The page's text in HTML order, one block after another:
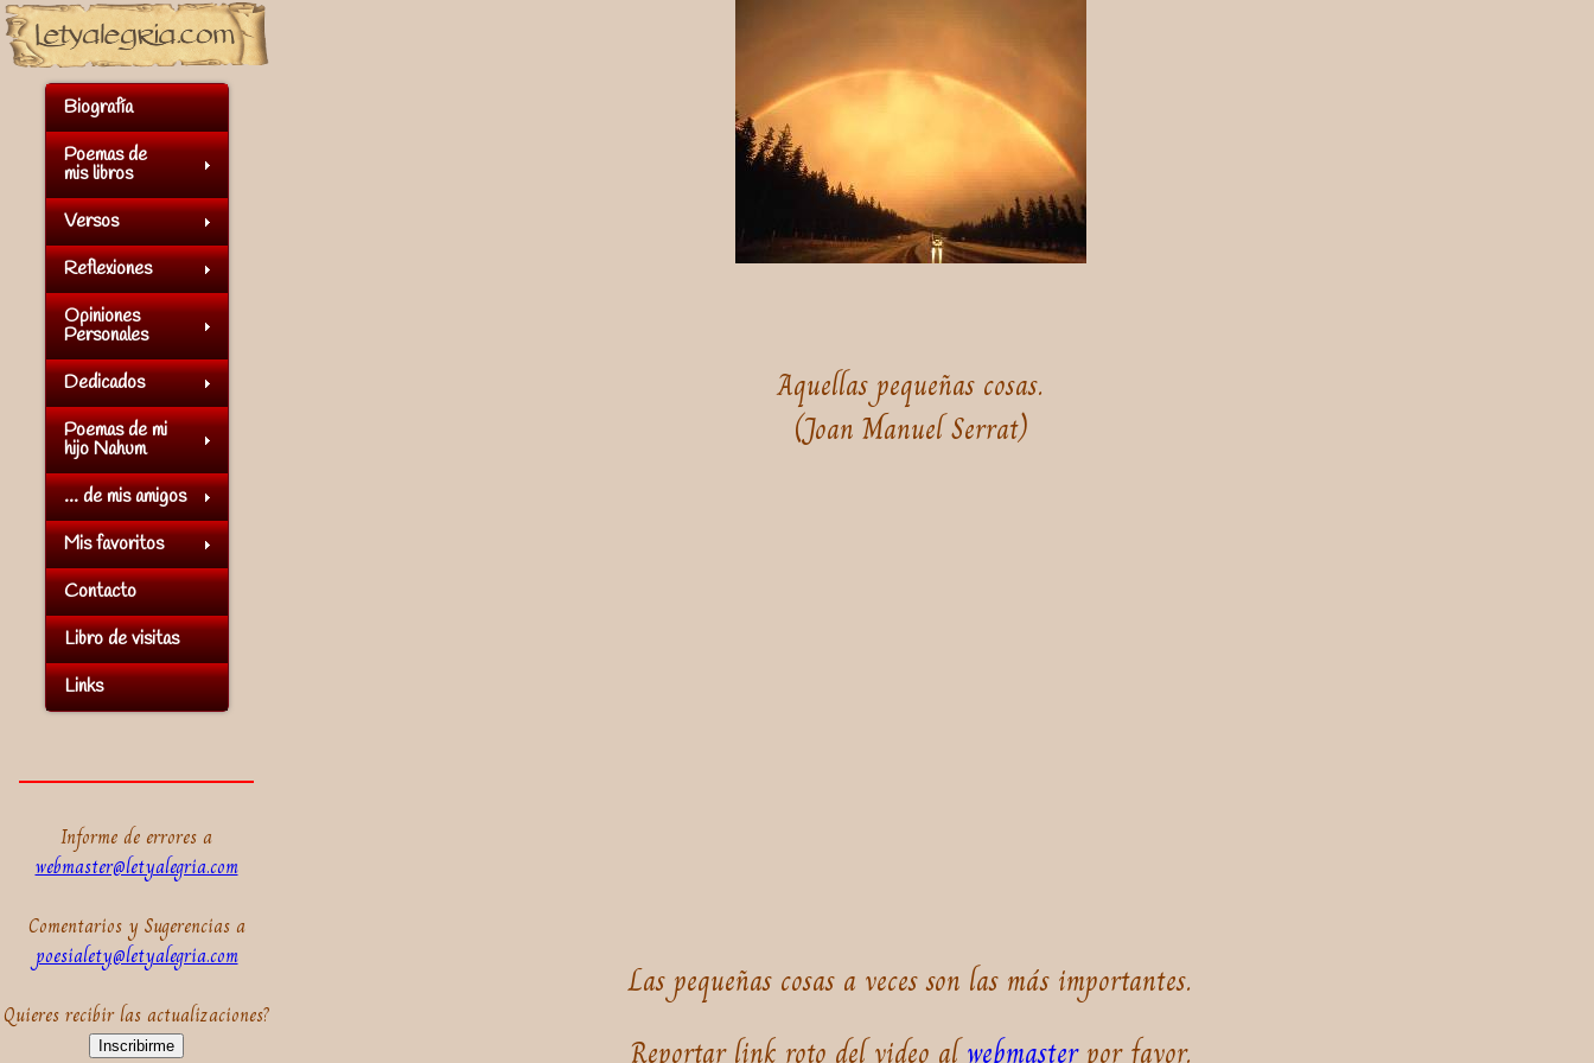
Biografía
Poemas de
mis libros
Versos
Reflexiones
Opiniones
Personales
Dedicados
Poemas de mi
hijo Nahum
... de mis amigos
Mis favoritos
Contacto
Libro de visitas
Links
Informe de errores a
webmaster@letyalegria.com
Comentarios y Sugerencias a
poesialety@letyalegria.com
Quieres recibir las actualizaciones?
Inscribirme
Aquellas pequeñas cosas.
(Joan Manuel Serrat)
Las pequeñas cosas a veces son las más importantes.
Reportar link roto del video alwebmasterpor favor.